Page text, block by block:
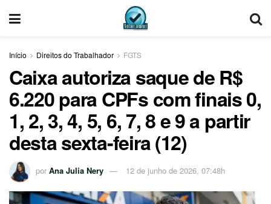
Início Direitos do Trabalhador FGTS
Caixa autoriza saque de R$
6.220 para CPFs com finais 0,
1, 2, 3, 4, 5, 6, 7, 8 e 9 a partir
desta sexta-feira (12)
por Ana Julia Nery 12 de junho de 2026, 07:48h